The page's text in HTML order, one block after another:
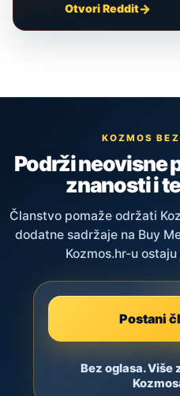
Otvori Reddit
KOZMOS
Podrži neovisne
znanosti i
Članstvo pomaže održati
dodatne sadržaje na Buy
Kozmos.hr-u
Postani
Bez oglasa. Više